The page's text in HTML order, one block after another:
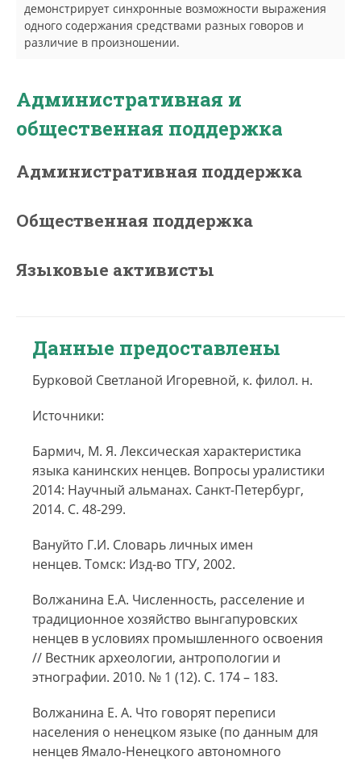
демонстрирует синхронные возможности выражения
одного содержания средствами разных говоров и
различие в произношении.
Административная и
общественная поддержка
Административная поддержка
Общественная поддержка
Языковые активисты
Данные предоставлены
Бурковой Светланой Игоревной, к. филол. н.
Источники:
Бармич, М. Я. Лексическая характеристика
языка канинских ненцев. Вопросы уралистики
2014: Научный альманах. Санкт-Петербург,
2014. С. 48‑299.
Вануйто Г.И. Словарь личных имен
ненцев. Томск: Изд-во ТГУ, 2002.
Волжанина Е.А. Численность, расселение и
традиционное хозяйство вынгапуровских
ненцев в условиях промышленного освоения
// Вестник археологии, антропологии и
этнографии. 2010. № 1 (12). С. 174 – 183.
Волжанина Е. А. Что говорят переписи
населения о ненецком языке (по данным для
ненцев Ямало-Ненецкого автономного